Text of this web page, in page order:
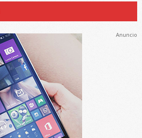
Anuncio